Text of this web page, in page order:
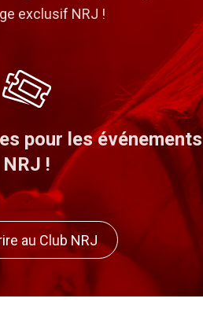
exclusif NRJ !
Gagner
au Club NRJ